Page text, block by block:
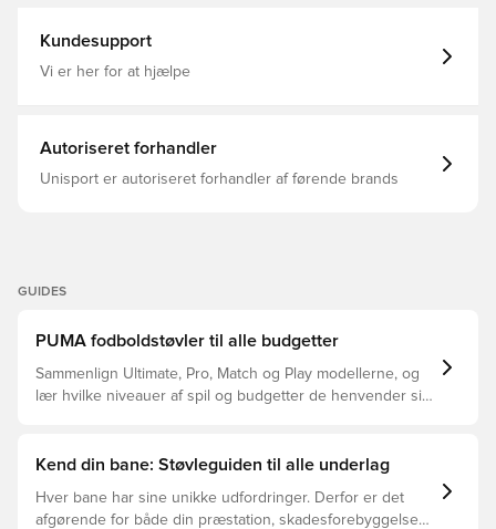
Kundesupport
Vi er her for at hjælpe
Autoriseret forhandler
Unisport er autoriseret forhandler af førende brands
GUIDES
PUMA fodboldstøvler til alle budgetter
Sammenlign Ultimate, Pro, Match og Play modellerne, og
lær hvilke niveauer af spil og budgetter de henvender sig
Kend din bane: Støvleguiden til alle underlag
Hver bane har sine unikke udfordringer. Derfor er det
afgørende for både din præstation, skadesforebyggelse